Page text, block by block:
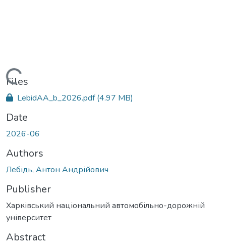
Loading...
Files
LebidAA_b_2026.pdf(4.97 MB)
Date
2026-06
Authors
Лебідь, Антон Андрійович
Publisher
Харківський національний автомобільно-дорожній
університет
Abstract